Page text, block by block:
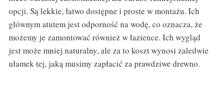
opcji. Są lekkie, łatwo dostępne i proste w montażu. Ich
głównym atutem jest odporność na wodę, co oznacza, że
możemy je zamontować również w łazience. Ich wygląd
jest może mniej naturalny, ale za to koszt wynosi zaledwie
ułamek tej, jaką musimy zapłacić za prawdziwe drewno.